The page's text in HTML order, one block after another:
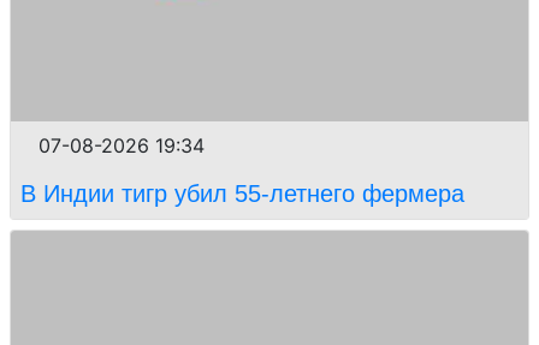
07-08-2026 19:34
В Индии тигр убил 55-летнего фермера